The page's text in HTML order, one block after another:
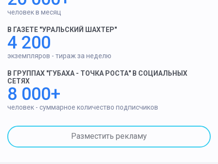
человек в месяц
В ГАЗЕТЕ "УРАЛЬСКИЙ ШАХТЕР"
4 200
экземпляров - тираж за неделю
В ГРУППАХ "ГУБАХА - ТОЧКА РОСТА" В СОЦИАЛЬНЫХ
СЕТЯХ
8 000+
человек - суммарное количество подписчиков
Разместить рекламу